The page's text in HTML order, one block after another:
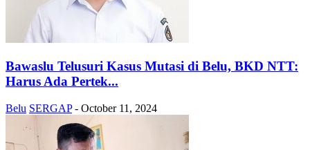
Bawaslu Telusuri Kasus Mutasi di Belu, BKD NTT:
Harus Ada Pertek...
Belu SERGAP - October 11, 2024